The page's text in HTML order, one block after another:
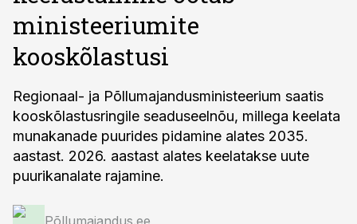
ministeeriumite
kooskõlastusi
Regionaal- ja Põllumajandusministeerium saatis
kooskõlastusringile seaduseelnõu, millega keelata
munakanade puurides pidamine alates 2035.
aastast. 2026. aastast alates keelatakse uute
puurikanalate rajamine.
Põllumajandus.ee